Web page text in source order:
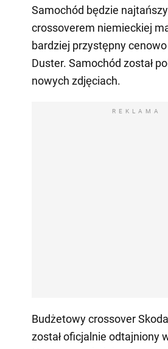
Samochód będzie
crossoverem niemieckiej
bardziej przystępny
Duster. Samochód został
nowych zdjęciach.
REKLAMA
Budżetowy crossover
został oficjalnie odtajniony